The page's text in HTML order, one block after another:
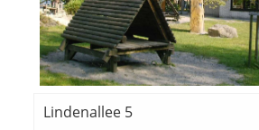
Lindenallee 5